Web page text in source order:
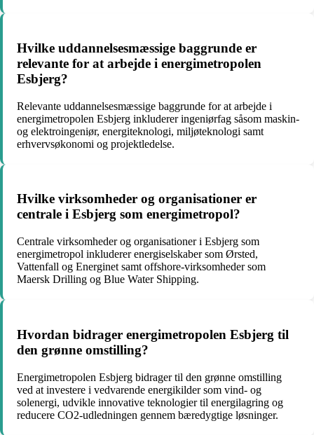
Hvilke uddannelsesmæssige baggrunde er
relevante for at arbejde i energimetropolen
Esbjerg?
Relevante uddannelsesmæssige baggrunde for at arbejde i
energimetropolen Esbjerg inkluderer ingeniørfag såsom maskin-
og elektroingeniør, energiteknologi, miljøteknologi samt
erhvervsøkonomi og projektledelse.
Hvilke virksomheder og organisationer er
centrale i Esbjerg som energimetropol?
Centrale virksomheder og organisationer i Esbjerg som
energimetropol inkluderer energiselskaber som Ørsted,
Vattenfall og Energinet samt offshore-virksomheder som
Maersk Drilling og Blue Water Shipping.
Hvordan bidrager energimetropolen Esbjerg til
den grønne omstilling?
Energimetropolen Esbjerg bidrager til den grønne omstilling
ved at investere i vedvarende energikilder som vind- og
solenergi, udvikle innovative teknologier til energilagring og
reducere CO2-udledningen gennem bæredygtige løsninger.